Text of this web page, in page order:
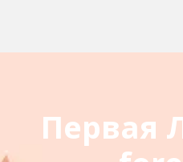
Первая